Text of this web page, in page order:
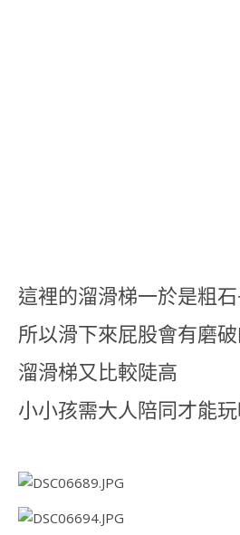
這裡的溜滑梯一於是粗
所以滑下來屁股會有磨
溜滑梯又比較陡高
小小孩需大人陪同才能